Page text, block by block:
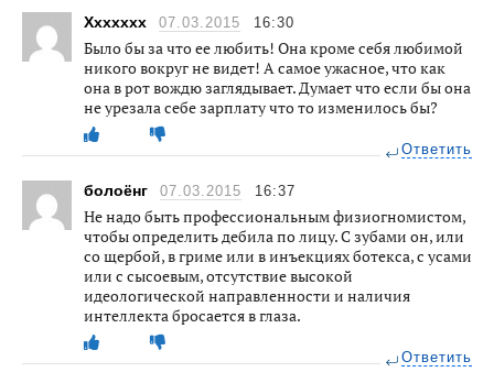
Xxxxxxx 07.03.2015 16:30
Было бы за что ее любить! Она кроме себя любимой
никого вокруг не видет! А самое ужасное, что как
она в рот вождю заглядывает. Думает что если бы она
не урезала себе зарплату что то изменилось бы?
Ответить
болоёнг 07.03.2015 16:37
Не надо быть профессиональным физиогномистом,
чтобы определить дебила по лицу. С зубами он, или
со щербой, в гриме или в инъекциях ботекса, с усами
или с сысоевым, отсутствие высокой
идеологической направленности и наличия
интеллекта бросается в глаза.
Ответить